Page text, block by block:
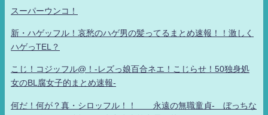
スーパーウンコ！
新・ハゲッフル！哀愁のハゲ男の髪ってるまとめ速報！！激しく
ハゲっTEL？
こじ！コジッフル@！-レズっ娘百合ネエ！こじらせ！50独身処
女のBL腐女子的まとめ速報-
何だ！何が？真・シロッフル！！ 永遠の無職童貞- ぼっちな